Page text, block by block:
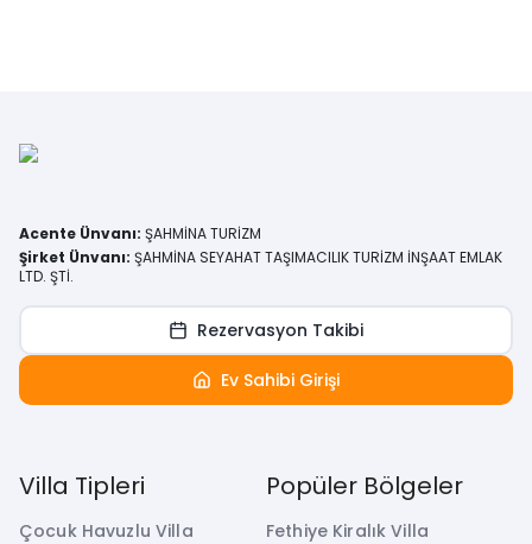
Villa Tipleri
Çocuk Havuzlu Villa
Popüler Bölgeler
Fethiye Kiralık Villa
Acente Ünvanı: ŞAHMİNA TURİZM
Şirket Ünvanı: ŞAHMİNA SEYAHAT TAŞIMACILIK TURİZM İNŞAAT EMLAK
LTD. ŞTİ.
Rezervasyon Takibi
Ev Sahibi Girişi